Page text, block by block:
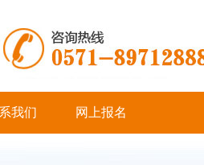
我们 网上报名